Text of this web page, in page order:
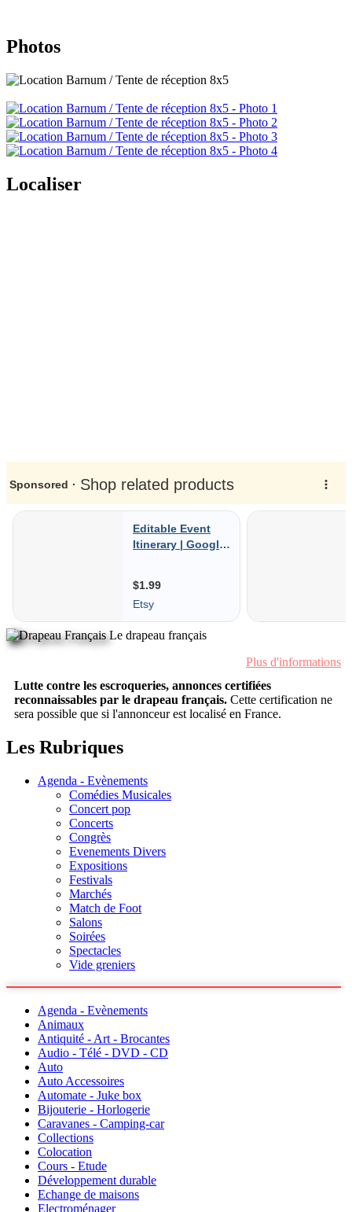
Photos
Localiser
Le drapeau français
Plus d'informations
Lutte contre les escroqueries, annonces certifiées
reconnaissables par le drapeau français. Cette certification ne
sera possible que si l'annonceur est localisé en France.
Les Rubriques
Agenda - Evènements
Comédies Musicales
Concert pop
Concerts
Congrès
Evenements Divers
Expositions
Festivals
Marchés
Match de Foot
Salons
Soirées
Spectacles
Vide greniers
Agenda - Evènements
Animaux
Antiquité - Art - Brocantes
Audio - Télé - DVD - CD
Auto
Auto Accessoires
Automate - Juke box
Bijouterie - Horlogerie
Caravanes - Camping-car
Collections
Colocation
Cours - Etude
Développement durable
Echange de maisons
Electroménager